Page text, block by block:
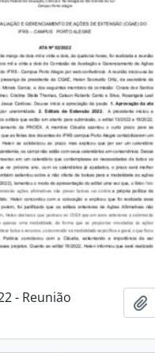
- Reunião